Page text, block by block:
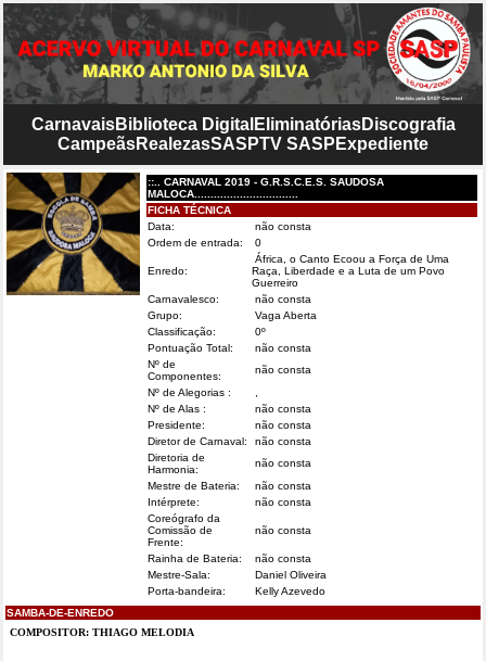
CarnavaisBiblioteca Digital EliminatóriasDiscografia
CampeãsRealezasSASPTV SASP Expediente
::.. CARNAVAL 2019 - G.R.S.C.E.S. SAUDOSA
MALOCA................................
FICHA TÉCNICA
Data:
não consta
Ordem de entrada:
0
Enredo:
África, o Canto Ecoou a Força de Uma
Raça, Liberdade e a Luta de um Povo
Guerreiro
Carnavalesco:
não consta
Grupo:
Vaga Aberta
Classificação:
0º
Pontuação Total:
não consta
Nº de
Componentes:
não consta
Nº de Alegorias :
Nº de Alas :
não consta
Presidente:
não consta
Diretor de Carnaval:
não consta
Diretoria de
Harmonia:
não consta
Mestre de Bateria:
não consta
Intérprete:
não consta
Coreógrafo da
Comissão de
Frente:
não consta
Rainha de Bateria:
não consta
Mestre-Sala:
Daniel Oliveira
Porta-bandeira:
Kelly Azevedo
SAMBA-DE-ENREDO
COMPOSITOR: THIAGO MELODIA